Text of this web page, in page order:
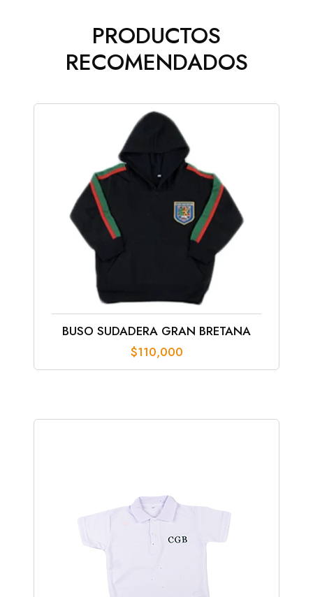
PRODUCTOS
RECOMENDADOS
BUSO SUDADERA GRAN BRETANA
$110,000